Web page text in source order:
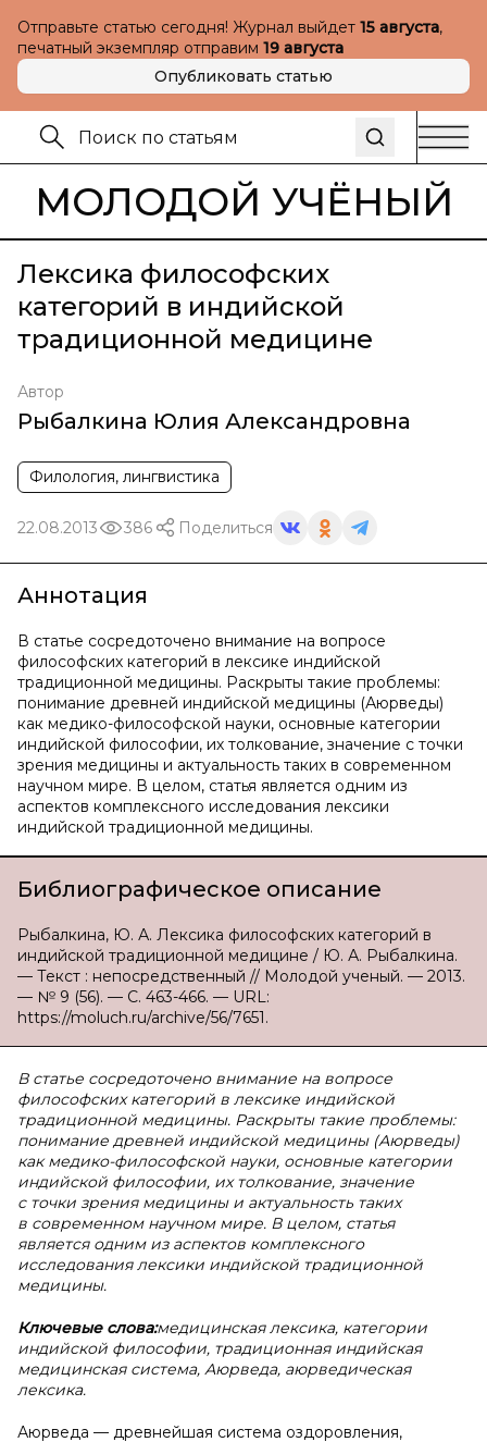
Отправьте статью сегодня! Журнал выйдет 15 августа,
печатный экземпляр отправим 19 августа
Опубликовать статью
МОЛОДОЙ УЧЁНЫЙ
Лексика философских
категорий в индийской
традиционной медицине
Автор
Рыбалкина Юлия Александровна
Филология, лингвистика
22.08.2013 386 Поделиться
Аннотация
В статье сосредоточено внимание на вопросе
философских категорий в лексике индийской
традиционной медицины. Раскрыты такие проблемы:
понимание древней индийской медицины (Аюрведы)
как медико-философской науки, основные категории
индийской философии, их толкование, значение с точки
зрения медицины и актуальность таких в современном
научном мире. В целом, статья является одним из
аспектов комплексного исследования лексики
индийской традиционной медицины.
Библиографическое описание
Рыбалкина, Ю. А. Лексика философских категорий в
индийской традиционной медицине / Ю. А. Рыбалкина.
— Текст : непосредственный // Молодой ученый. — 2013.
— № 9 (56). — С. 463-466. — URL:
https://moluch.ru/archive/56/7651.
В статье сосредоточено внимание на вопросе
философских категорий в лексике индийской
традиционной медицины. Раскрыты такие проблемы:
понимание древней индийской медицины (Аюрведы)
как медико-философской науки, основные категории
индийской философии, их толкование, значение
с точки зрения медицины и актуальность таких
в современном научном мире. В целом, статья
является одним из аспектов комплексного
исследования лексики индийской традиционной
медицины.
Ключевые слова:медицинская лексика, категории
индийской философии, традиционная индийская
медицинская система, Аюрведа, аюрведическая
лексика.
Аюрведа — древнейшая система оздоровления,